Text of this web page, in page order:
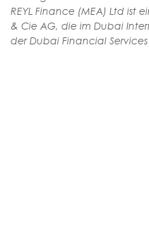
REYL Finance (MEA) Ltd ist
& Cie AG, die im Dubai
der Dubai Financial